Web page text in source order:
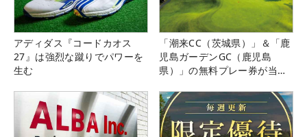
アディダス『コードカオス
27』は強烈な蹴りでパワーを
生む
「潮来CC（茨城県）」＆「鹿
児島ガーデンGC（鹿児島
県）」の無料プレー券が当た